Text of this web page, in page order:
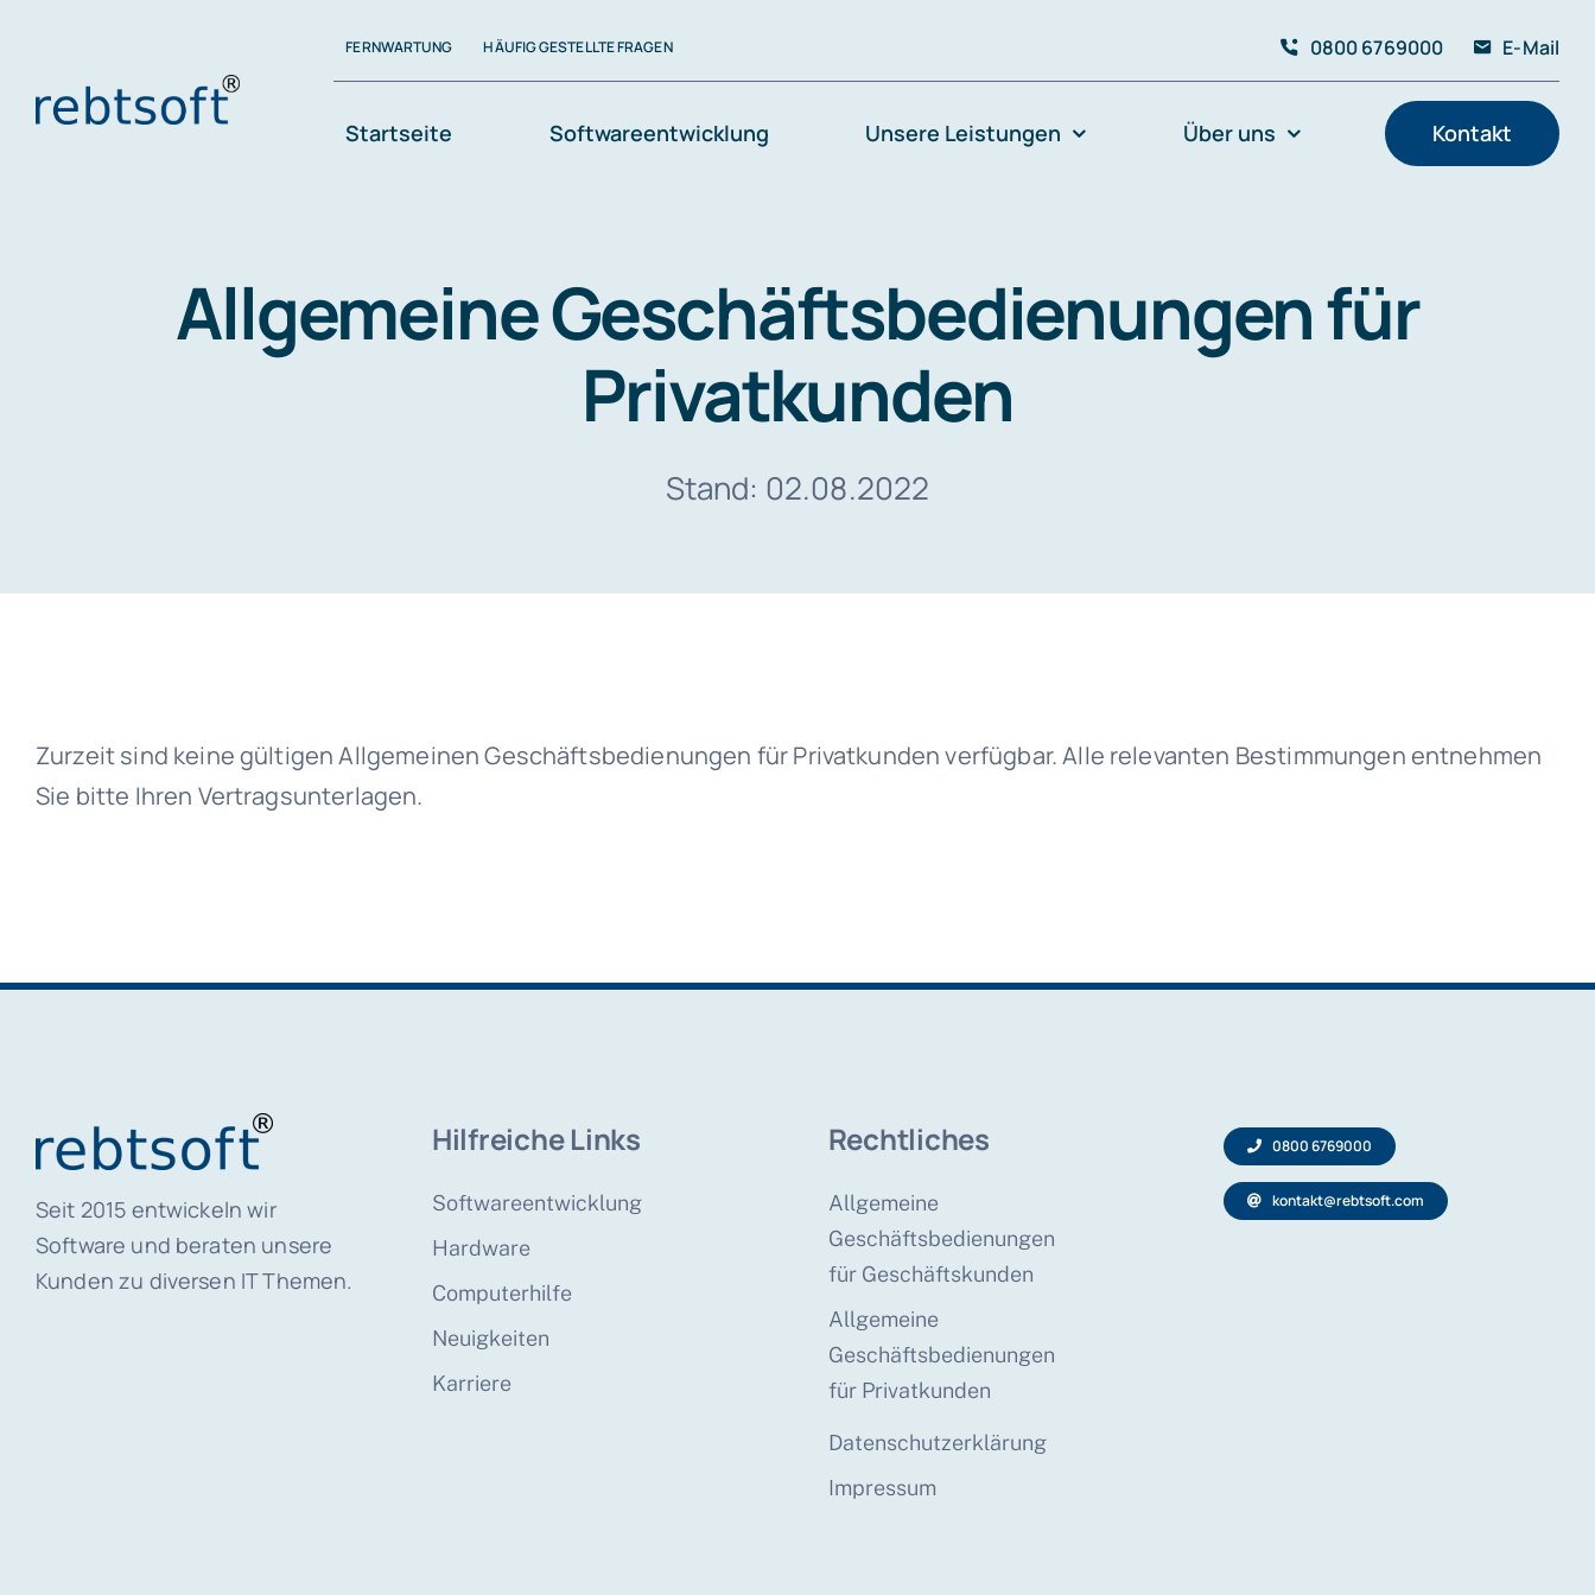
springen
FERNWARTUNG HÄUFIG GESTELLTE FRAGEN 0800 6769000 E-Mail
Startseite Softwareentwicklung Unsere Leistungen Über uns Kontakt
Allgemeine Geschäftsbedienungen für
Privatkunden
Stand: 02.08.2022
Zurzeit sind keine gültigen Allgemeinen Geschäftsbedienungen für Privatkunden verfügbar. Alle relevanten Bestimmungen entnehmen
Sie bitte Ihren Vertragsunterlagen.
Seit 2015 entwickeln wir
Software und beraten unsere
Kunden zu diversen IT Themen.
Hilfreiche Links
Softwareentwicklung
Hardware
Computerhilfe
Neuigkeiten
Karriere
Rechtliches
Allgemeine
Geschäftsbedienungen
für Geschäftskunden
Allgemeine
Geschäftsbedienungen
für Privatkunden
Datenschutzerklärung
Impressum
0800 6769000
kontakt@rebtsoft.com